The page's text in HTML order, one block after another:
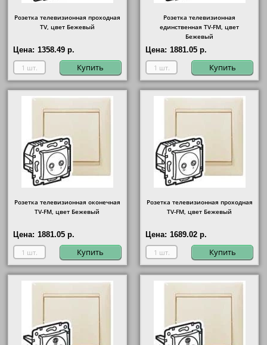
Розетка телевизионная проходная
ТV, цвет Бежевый
Цена: 1358.49 р.
Купить
Розетка телевизионная
единственная ТV-FМ, цвет
Бежевый
Цена: 1881.05 р.
Купить
Розетка телевизионная оконечная
ТV-FМ, цвет Бежевый
Цена: 1881.05 р.
Купить
Розетка телевизионная проходная
ТV-FМ, цвет Бежевый
Цена: 1689.02 р.
Купить